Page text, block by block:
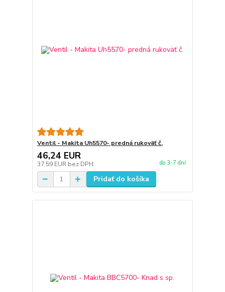
Ventil - Makita Uh5570- predná rukoväť č.
46,24 EUR
37,59 EUR bez DPH do 3-7 dní
Pridať do košíka